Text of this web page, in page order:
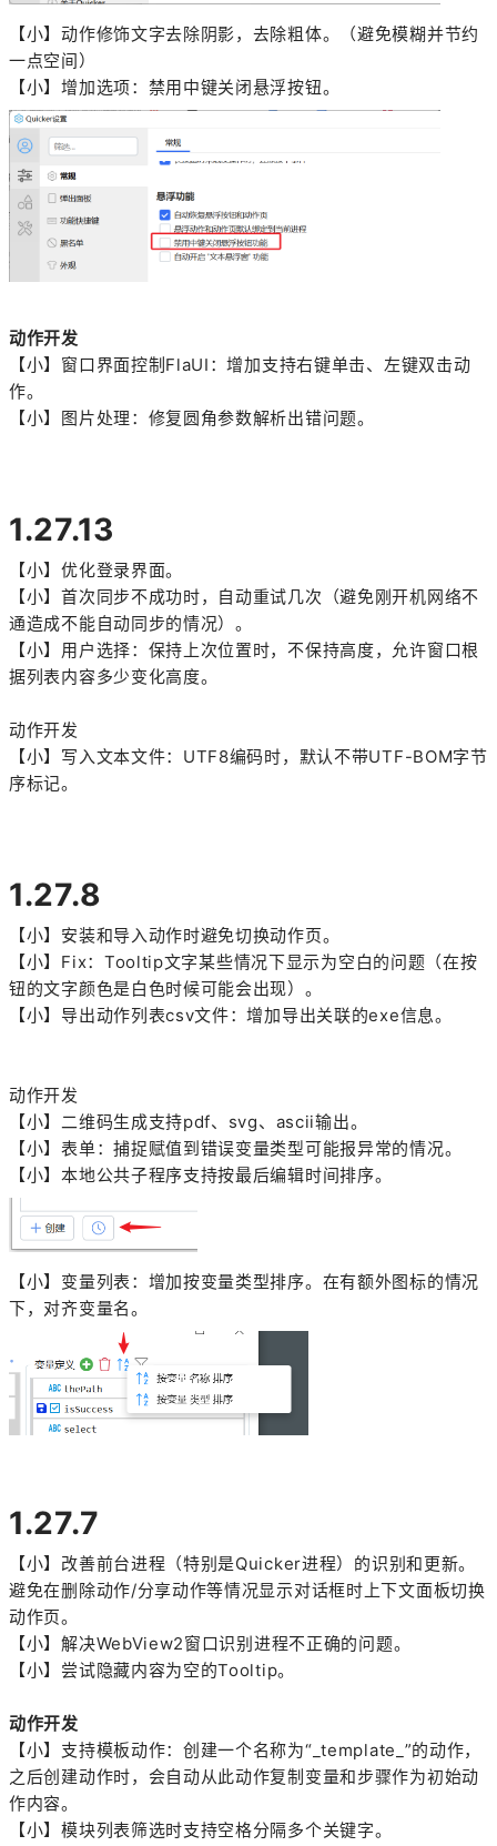
【小】动作修饰文字去除阴影，去除粗体。（避免模糊并节约
一点空间）
【小】增加选项：禁用中键关闭悬浮按钮。
动作开发
【小】窗口界面控制FlaUI：增加支持右键单击、左键双击动
作。
【小】图片处理：修复圆角参数解析出错问题。
1.27.13
【小】优化登录界面。
【小】首次同步不成功时，自动重试几次（避免刚开机网络不
通造成不能自动同步的情况）。
【小】用户选择：保持上次位置时，不保持高度，允许窗口根
据列表内容多少变化高度。
动作开发
【小】写入文本文件：UTF8编码时，默认不带UTF-BOM字节
序标记。
1.27.8
【小】安装和导入动作时避免切换动作页。
【小】Fix：Tooltip文字某些情况下显示为空白的问题（在按
钮的文字颜色是白色时候可能会出现）。
【小】导出动作列表csv文件：增加导出关联的exe信息。
动作开发
【小】二维码生成支持pdf、svg、ascii输出。
【小】表单：捕捉赋值到错误变量类型可能报异常的情况。
【小】本地公共子程序支持按最后编辑时间排序。
【小】变量列表：增加按变量类型排序。在有额外图标的情况
下，对齐变量名。
1.27.7
【小】改善前台进程（特别是Quicker进程）的识别和更新。
避免在删除动作/分享动作等情况显示对话框时上下文面板切换
动作页。
【小】解决WebView2窗口识别进程不正确的问题。
【小】尝试隐藏内容为空的Tooltip。
动作开发
【小】支持模板动作：创建一个名称为“_template_”的动作，
之后创建动作时，会自动从此动作复制变量和步骤作为初始动
作内容。
【小】模块列表筛选时支持空格分隔多个关键字。